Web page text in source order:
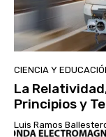
CIENCIA Y
La
Principios y
Luis Ramos